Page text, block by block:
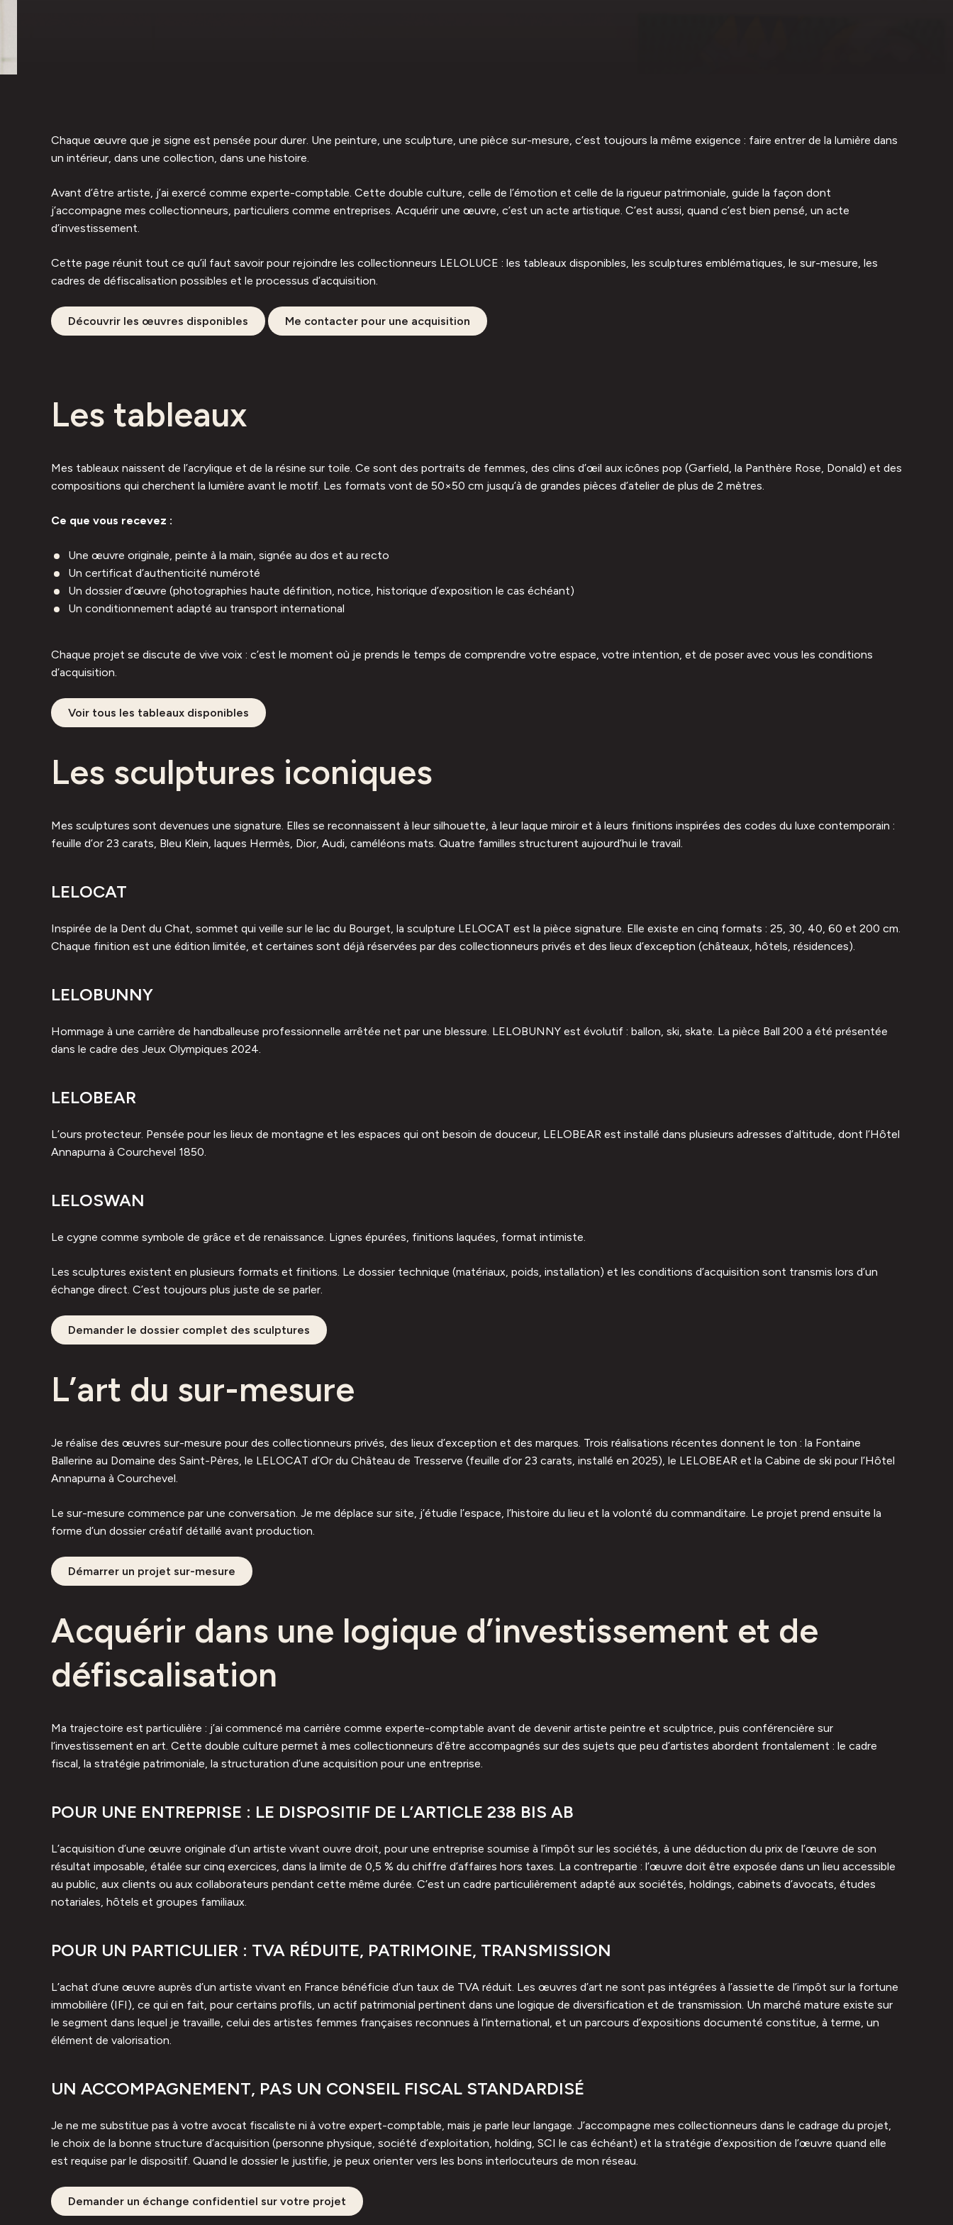
Chaque œuvre que je signe est pensée pour durer. Une peinture, une sculpture, une pièce sur-mesure, c’est toujours la même exigence : faire entrer de la lumière dans
un intérieur, dans une collection, dans une histoire.
Avant d’être artiste, j’ai exercé comme experte-comptable. Cette double culture, celle de l’émotion et celle de la rigueur patrimoniale, guide la façon dont
j’accompagne mes collectionneurs, particuliers comme entreprises. Acquérir une œuvre, c’est un acte artistique. C’est aussi, quand c’est bien pensé, un acte
d’investissement.
Cette page réunit tout ce qu’il faut savoir pour rejoindre les collectionneurs LELOLUCE : les tableaux disponibles, les sculptures emblématiques, le sur-mesure, les
cadres de défiscalisation possibles et le processus d’acquisition.
Découvrir les œuvres disponibles Me contacter pour une acquisition
Les tableaux
Mes tableaux naissent de l’acrylique et de la résine sur toile. Ce sont des portraits de femmes, des clins d’œil aux icônes pop (Garfield, la Panthère Rose, Donald) et des
compositions qui cherchent la lumière avant le motif. Les formats vont de 50×50 cm jusqu’à de grandes pièces d’atelier de plus de 2 mètres.
Ce que vous recevez :
Une œuvre originale, peinte à la main, signée au dos et au recto
Un certificat d’authenticité numéroté
Un dossier d’œuvre (photographies haute définition, notice, historique d’exposition le cas échéant)
Un conditionnement adapté au transport international
Chaque projet se discute de vive voix : c’est le moment où je prends le temps de comprendre votre espace, votre intention, et de poser avec vous les conditions
d’acquisition.
Voir tous les tableaux disponibles
Les sculptures iconiques
Mes sculptures sont devenues une signature. Elles se reconnaissent à leur silhouette, à leur laque miroir et à leurs finitions inspirées des codes du luxe contemporain :
feuille d’or 23 carats, Bleu Klein, laques Hermès, Dior, Audi, caméléons mats. Quatre familles structurent aujourd’hui le travail.
LELOCAT
Inspirée de la Dent du Chat, sommet qui veille sur le lac du Bourget, la sculpture LELOCAT est la pièce signature. Elle existe en cinq formats : 25, 30, 40, 60 et 200 cm.
Chaque finition est une édition limitée, et certaines sont déjà réservées par des collectionneurs privés et des lieux d’exception (châteaux, hôtels, résidences).
LELOBUNNY
Hommage à une carrière de handballeuse professionnelle arrêtée net par une blessure. LELOBUNNY est évolutif : ballon, ski, skate. La pièce Ball 200 a été présentée
dans le cadre des Jeux Olympiques 2024.
LELOBEAR
L’ours protecteur. Pensée pour les lieux de montagne et les espaces qui ont besoin de douceur, LELOBEAR est installé dans plusieurs adresses d’altitude, dont l’Hôtel
Annapurna à Courchevel 1850.
LELOSWAN
Le cygne comme symbole de grâce et de renaissance. Lignes épurées, finitions laquées, format intimiste.
Les sculptures existent en plusieurs formats et finitions. Le dossier technique (matériaux, poids, installation) et les conditions d’acquisition sont transmis lors d’un
échange direct. C’est toujours plus juste de se parler.
Demander le dossier complet des sculptures
L’art du sur-mesure
Je réalise des œuvres sur-mesure pour des collectionneurs privés, des lieux d’exception et des marques. Trois réalisations récentes donnent le ton : la Fontaine
Ballerine au Domaine des Saint-Pères, le LELOCAT d’Or du Château de Tresserve (feuille d’or 23 carats, installé en 2025), le LELOBEAR et la Cabine de ski pour l’Hôtel
Annapurna à Courchevel.
Le sur-mesure commence par une conversation. Je me déplace sur site, j’étudie l’espace, l’histoire du lieu et la volonté du commanditaire. Le projet prend ensuite la
forme d’un dossier créatif détaillé avant production.
Démarrer un projet sur-mesure
Acquérir dans une logique d’investissement et de
défiscalisation
Ma trajectoire est particulière : j’ai commencé ma carrière comme experte-comptable avant de devenir artiste peintre et sculptrice, puis conférencière sur
l’investissement en art. Cette double culture permet à mes collectionneurs d’être accompagnés sur des sujets que peu d’artistes abordent frontalement : le cadre
fiscal, la stratégie patrimoniale, la structuration d’une acquisition pour une entreprise.
POUR UNE ENTREPRISE : LE DISPOSITIF DE L’ARTICLE 238 BIS AB
L’acquisition d’une œuvre originale d’un artiste vivant ouvre droit, pour une entreprise soumise à l’impôt sur les sociétés, à une déduction du prix de l’œuvre de son
résultat imposable, étalée sur cinq exercices, dans la limite de 0,5 % du chiffre d’affaires hors taxes. La contrepartie : l’œuvre doit être exposée dans un lieu accessible
au public, aux clients ou aux collaborateurs pendant cette même durée. C’est un cadre particulièrement adapté aux sociétés, holdings, cabinets d’avocats, études
notariales, hôtels et groupes familiaux.
POUR UN PARTICULIER : TVA RÉDUITE, PATRIMOINE, TRANSMISSION
L’achat d’une œuvre auprès d’un artiste vivant en France bénéficie d’un taux de TVA réduit. Les œuvres d’art ne sont pas intégrées à l’assiette de l’impôt sur la fortune
immobilière (IFI), ce qui en fait, pour certains profils, un actif patrimonial pertinent dans une logique de diversification et de transmission. Un marché mature existe sur
le segment dans lequel je travaille, celui des artistes femmes françaises reconnues à l’international, et un parcours d’expositions documenté constitue, à terme, un
élément de valorisation.
UN ACCOMPAGNEMENT, PAS UN CONSEIL FISCAL STANDARDISÉ
Je ne me substitue pas à votre avocat fiscaliste ni à votre expert-comptable, mais je parle leur langage. J’accompagne mes collectionneurs dans le cadrage du projet,
le choix de la bonne structure d’acquisition (personne physique, société d’exploitation, holding, SCI le cas échéant) et la stratégie d’exposition de l’œuvre quand elle
est requise par le dispositif. Quand le dossier le justifie, je peux orienter vers les bons interlocuteurs de mon réseau.
Demander un échange confidentiel sur votre projet